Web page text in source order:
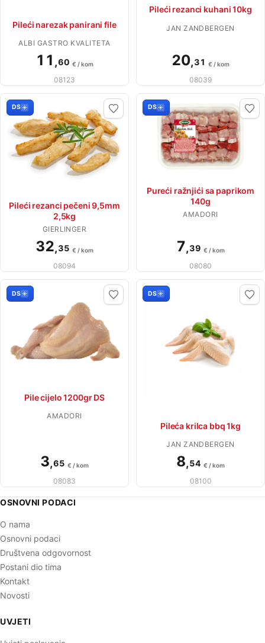
Pileći narezak panirani file
ALBI GASTRO KVALITETA
11 ,60 € / kom
08123
Pileći rezanci kuhani 10kg
JAN ZANDBERGEN
20,31 € / kom
08039
DS
Pileći rezanci pečeni 9,5mm
2,5kg
GIERLINGER
32,35 € / kom
08094
DS
Pureći ražnjići sa paprikom
140g
AMADORI
7,39 € / kom
08080
DS
Pile cijelo 1200gr DS
AMADORI
3,65 € / kom
08083
DS
Pileća krilca bbq 1kg
JAN ZANDBERGEN
8,54 € / kom
08100
OSNOVNI PODACI
O nama
Osnovni podaci
Društvena odgovornost
Postani dio tima
Kontakt
Novosti
UVJETI